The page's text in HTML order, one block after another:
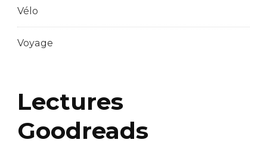
Vélo
Voyage
Lectures
Goodreads